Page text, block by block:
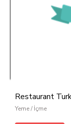
Restaurant
Yeme / İçme